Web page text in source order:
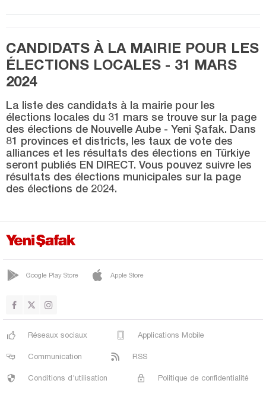
ŞARKÖY
SÜLEYMANPAŞA
Tokat
Tunceli
Uşak
Van
Yalova
Yozgat
CANDIDATS À LA MAIRIE POUR LES
ÉLECTIONS LOCALES - 31 MARS
2024
La liste des candidats à la mairie pour les
élections locales du 31 mars se trouve sur la page
des élections de Nouvelle Aube - Yeni Şafak. Dans
81 provinces et districts, les taux de vote des
alliances et les résultats des élections en Türkiye
seront publiés EN DIRECT. Vous pouvez suivre les
résultats des élections municipales sur la page
des élections de 2024.
Google Play Store Apple Store
Réseaux sociaux Applications Mobile
Communication RSS
Conditions d'utilisation Politique de confidentialité